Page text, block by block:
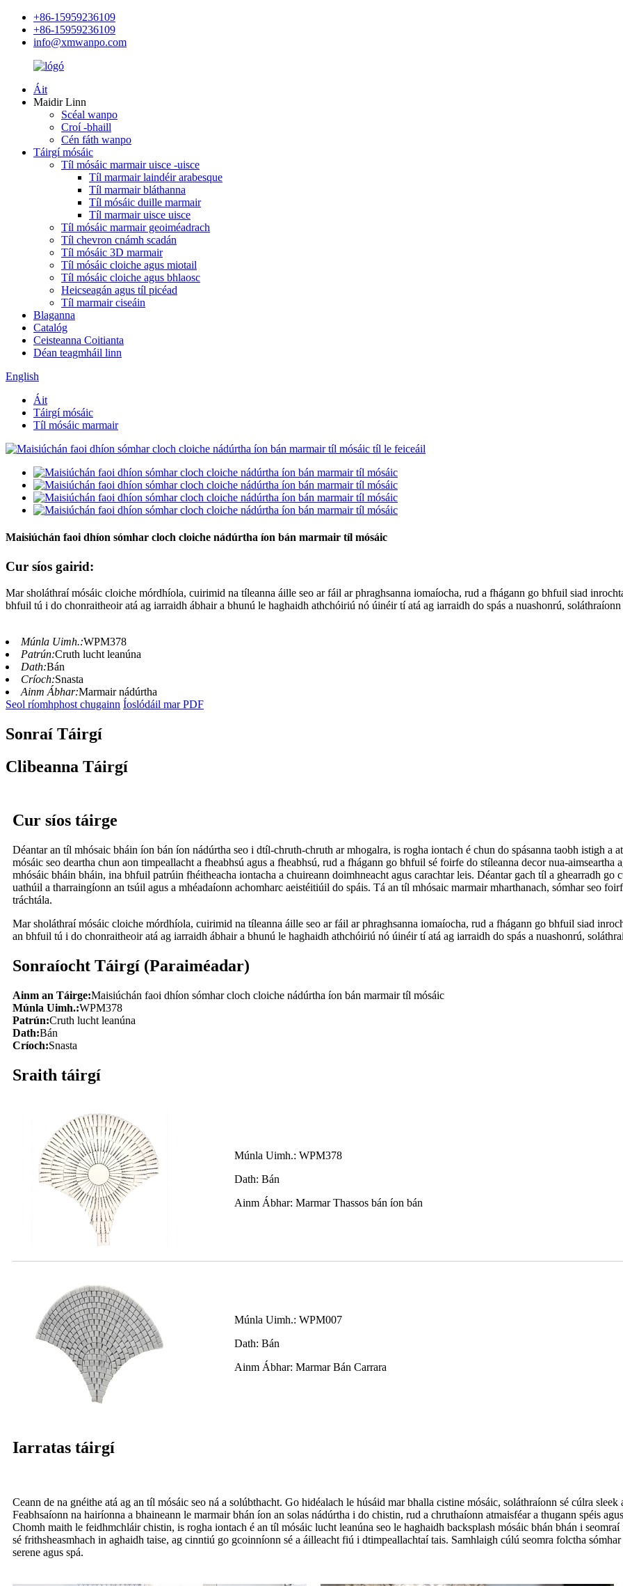
+86-15959236109
+86-15959236109
info@xmwanpo.com
Áit
Maidir Linn
Scéal wanpo
Croí -bhaill
Cén fáth wanpo
Táirgí mósáic
Tíl mósáic marmair uisce -uisce
Tíl marmair laindéir arabesque
Tíl marmair bláthanna
Tíl mósáic duille marmair
Tíl marmair uisce uisce
Tíl mósáic marmair geoiméadrach
Tíl chevron cnámh scadán
Tíl mósáic 3D marmair
Tíl mósáic cloiche agus miotail
Tíl mósáic cloiche agus bhlaosc
Heicseagán agus tíl picéad
Tíl marmair ciseáin
Blaganna
Catalóg
Ceisteanna Coitianta
Déan teagmháil linn
English
Áit
Táirgí mósáic
Tíl mósáic marmair
Maisiúchán faoi dhíon sómhar cloch cloiche nádúrtha íon bán marmair tíl mósáic
Cur síos gairid:
Mar sholáthraí mósáic cloiche mórdhíola, cuirimid na tíleanna áille seo ar fáil ar phraghsanna iomaíocha, rud a fhágann go bhfuil siad
bhfuil tú i do chonraitheoir atá ag iarraidh ábhair a bhunú le haghaidh athchóiriú nó úinéir tí atá ag iarraidh do spás a nuashonrú,
Múnla Uimh.:WPM378
Patrún:Cruth lucht leanúna
Dath:Bán
Críoch:Snasta
Ainm Ábhar:Marmair nádúrtha
Seol ríomhphost chugainn Íoslódáil mar PDF
Sonraí Táirgí
Clibeanna Táirgí
Cur síos táirge
Déantar an tíl mhósaic bháin íon bán íon nádúrtha seo i dtíl-chruth-chruth ar mhogalra, is rogha iontach é chun do spásanna taobh istigh a
mósáic seo deartha chun aon timpeallacht a fheabhsú agus a fheabhsú, rud a fhágann go bhfuil sé foirfe do stíleanna decor nua-
mhósáic bháin bháin, ina bhfuil patrúin fhéitheacha iontacha a chuireann doimhneacht agus carachtar leis. Déantar gach tíl a ghearradh
uathúil a tharraingíonn an tsúil agus a mhéadaíonn achomharc aeistéitiúil do spáis. Tá an tíl mhósaic marmair mharthanach, sómhar seo
tráchtála.
Mar sholáthraí mósáic cloiche mórdhíola, cuirimid na tíleanna áille seo ar fáil ar phraghsanna iomaíocha, rud a fhágann go bhfuil siad
an bhfuil tú i do chonraitheoir atá ag iarraidh ábhair a bhunú le haghaidh athchóiriú nó úinéir tí atá ag iarraidh do spás a nuashonrú,
Sonraíocht Táirgí (Paraiméadar)
Ainm an Táirge:Maisiúchán faoi dhíon sómhar cloch cloiche nádúrtha íon bán marmair tíl mósáic
Múnla Uimh.:WPM378
Patrún:Cruth lucht leanúna
Dath:Bán
Críoch:Snasta
Sraith táirgí
Múnla Uimh.: WPM378
Dath: Bán
Ainm Ábhar: Marmar Thassos bán íon bán
Múnla Uimh.: WPM007
Dath: Bán
Ainm Ábhar: Marmar Bán Carrara
Iarratas táirgí
Ceann de na gnéithe atá ag an tíl mósáic seo ná a solúbthacht. Go hidéalach le húsáid mar bhalla cistine mósáic, soláthraíonn sé cúlra
Feabhsaíonn na hairíonna a bhaineann le marmair bhán íon an solas nádúrtha i do chistin, rud a chruthaíonn atmaisféar a thugann spéis
Chomh maith le feidhmchláir chistin, is rogha iontach é an tíl mósáic lucht leanúna seo le haghaidh backsplash mósáic bhán bhán i
sé frithsheasmhach in aghaidh taise, ag cinntiú go gcoinníonn sé a áilleacht fiú i dtimpeallachtaí tais. Samhlaigh cúlú seomra folctha
serene agus spá.